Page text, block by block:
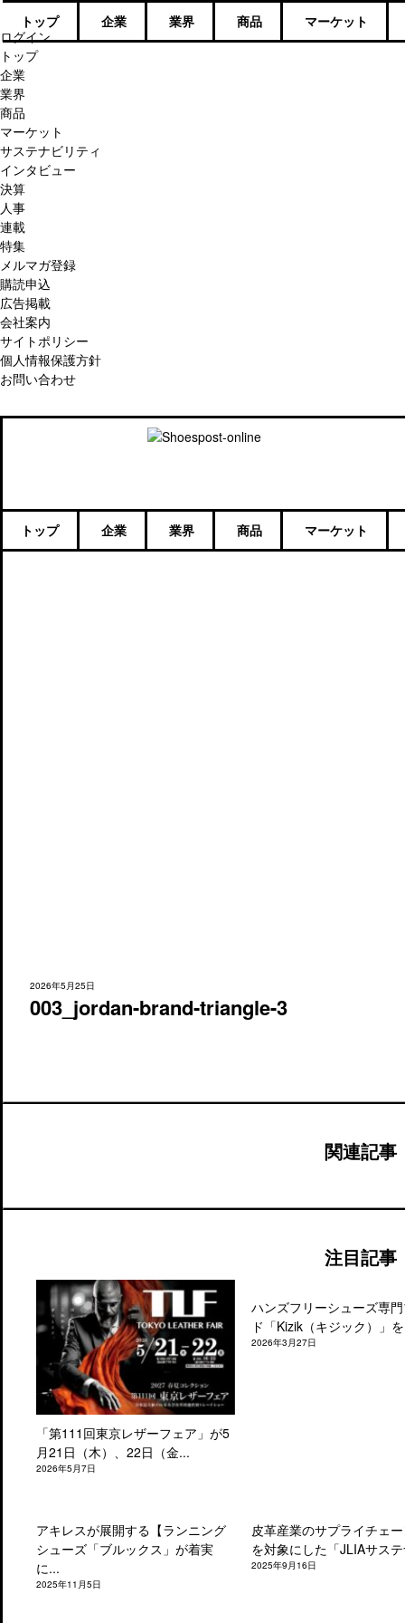
ログイン
トップ
企業
業界
商品
マーケット
サステナビリティ
インタビュー
決算
人事
連載
特集
メルマガ登録
購読申込
広告掲載
会社案内
サイトポリシー
個人情報保護方針
お問い合わせ
トップ 企業 業界 商品 マーケット
トップ 企業 業界 商品 マーケット
2026年5月25日
003_jordan-brand-triangle-3
関連記事
注目記事
「第111回東京レザーフェア」が5
月21日（木）、22日（金...
2026年5月7日
ハンズフリーシューズ専
ド「Kizik（キジック）」
2026年3月27日
アキレスが展開する【ランニング
シューズ「ブルックス」が着実
に...
2025年11月5日
皮革産業のサプライチェ
を対象にした「JLIAサス
2025年9月16日